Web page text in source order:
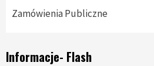
Zamówienia Publiczne
Informacje- Flash